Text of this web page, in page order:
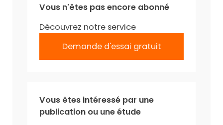
Vous n'êtes pas encore abonné
Découvrez notre service
Demande d'essai gratuit
Vous êtes intéressé par une
publication ou une étude